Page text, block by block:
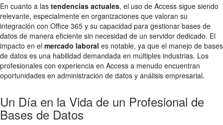
En cuanto a las tendencias actuales, el uso de Access sigue siendo
relevante, especialmente en organizaciones que valoran su
integración con Office 365 y su capacidad para gestionar bases de
datos de manera eficiente sin necesidad de un servidor dedicado. El
impacto en el mercado laboral es notable, ya que el manejo de bases
de datos es una habilidad demandada en múltiples industrias. Los
profesionales con experiencia en Access a menudo encuentran
oportunidades en administración de datos y análisis empresarial.
Un Día en la Vida de un Profesional de
Bases de Datos